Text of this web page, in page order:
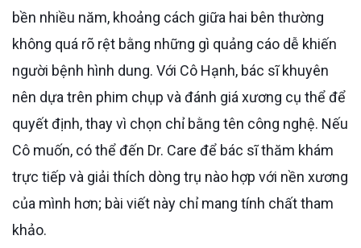
bền nhiều năm, khoảng cách giữa hai bên thường
không quá rõ rệt bằng những gì quảng cáo dễ khiến
người bệnh hình dung. Với Cô Hạnh, bác sĩ khuyên
nên dựa trên phim chụp và đánh giá xương cụ thể để
quyết định, thay vì chọn chỉ bằng tên công nghệ. Nếu
Cô muốn, có thể đến Dr. Care để bác sĩ thăm khám
trực tiếp và giải thích dòng trụ nào hợp với nền xương
của mình hơn; bài viết này chỉ mang tính chất tham
khảo.